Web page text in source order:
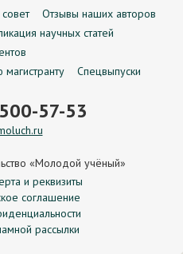
Отзывы наших авторов
научных статей
магистранту
Спецвыпуски
57-53
«Молодой учёный»
и реквизиты
соглашение
рассылки